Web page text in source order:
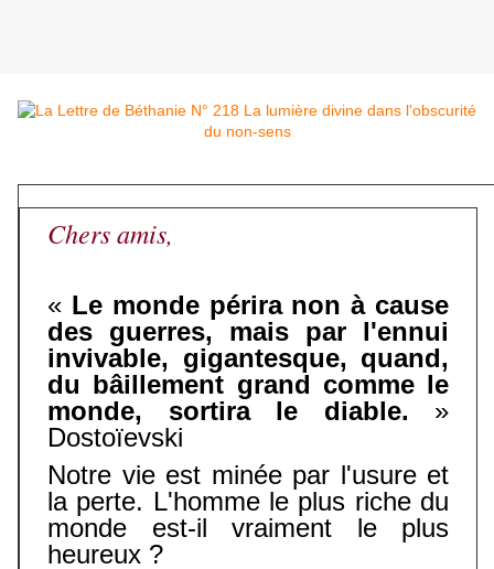
Chers amis,
« Le monde périra non à cause
des guerres, mais par l'ennui
invivable, gigantesque, quand,
du bâillement grand comme le
monde, sortira le diable. »
Dostoïevski
Notre vie est minée par l'usure et
la perte. L'homme le plus riche du
monde est-il vraiment le plus
heureux ?